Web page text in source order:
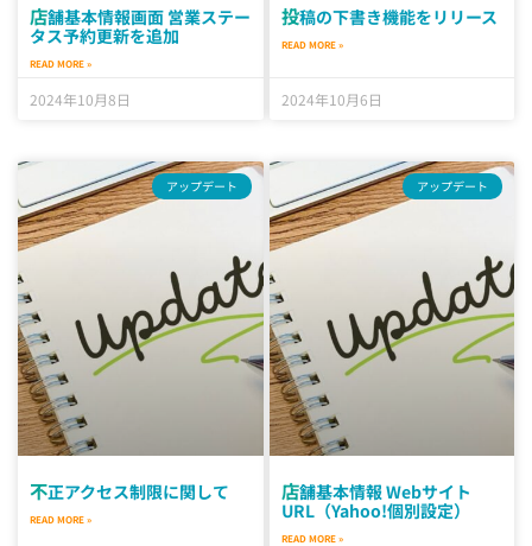
店舗基本情報画面 営業ステー
タス予約更新を追加
READ MORE »
2024年10月8日
投稿の下書き機能をリリース
READ MORE »
2024年10月6日
アップデート
不正アクセス制限に関して
READ MORE »
アップデート
店舗基本情報 Webサイト
URL（Yahoo!個別設定）
READ MORE »